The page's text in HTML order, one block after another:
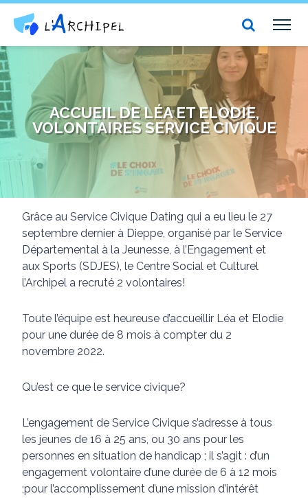
Centre social et culturel l'Archipel
ACCUEIL DE LÉA ET ELODIE,
VOLONTAIRES SERVICE CIVIQUE
Grâce au Service Civique Dating qui a eu lieu le 27
septembre dernier à Dieppe, organisé par le Service
Départemental à la Jeunesse, à l’Engagement et
aux Sports (SDJES), le Centre Social et Culturel
l’Archipel a recruté 2 volontaires!
Toute l’équipe est heureuse d’accueillir Léa et Elodie
pour une durée de 8 mois à compter du 2
novembre 2022.
Qu’est ce que le service civique?
L’engagement de Service Civique s’adresse à tous
les jeunes de 16 à 25 ans, ou 30 ans pour les
personnes en situation de handicap ; il s’agit : d’un
engagement volontaire d’une durée de 6 à 12 mois
;pour l’accomplissement d’une mission d’intérêt